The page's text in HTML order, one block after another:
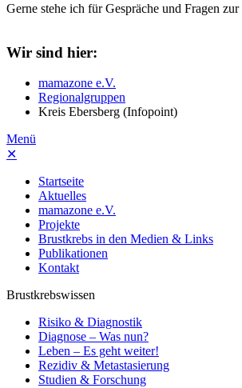
Gerne stehe ich für Gespräche und Fragen
Wir sind hier:
mamazone e.V.
Regionalgruppen
Kreis Ebersberg (Infopoint)
Menü
✕
Startseite
Aktuelles
mamazone e.V.
Projekte
Brustkrebs in den Medien & Links
Publikationen
Kontakt
Brustkrebswissen
Risiko & Diagnostik
Diagnose – Was nun?
Leben – Es geht weiter!
Rezidiv & Metastasierung
Studien & Forschung